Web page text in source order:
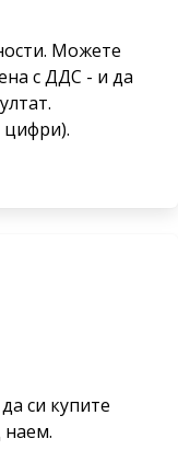
Можете
с ДДС - и да
цифри).
си купите